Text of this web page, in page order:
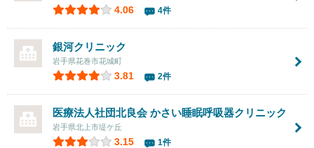
4.06 4件
銀河クリニック
岩手県花巻市花城町
3.81 2件
医療法人社団北良会かさい睡眠呼吸器クリニック
岩手県北上市堤ケ丘
3.15 1件